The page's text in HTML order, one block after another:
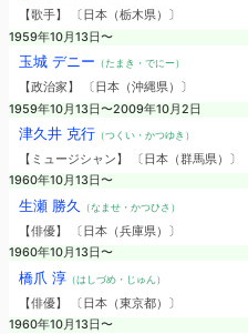
【歌手】 〔日本（栃木県）〕
1959年10月13日〜
玉城 デニー （たまき・でにー）
【政治家】 〔日本（沖縄県）〕
1959年10月13日〜2009年10月2日
津久井 克行（つくい・かつゆき）
【ミュージシャン】 〔日本（群馬県）〕
1960年10月13日〜
生瀬 勝久 （なませ・かつひさ）
【俳優】 〔日本（兵庫県）〕
1960年10月13日〜
橋爪 淳（はしづめ・じゅん）
【俳優】 〔日本（東京都）〕
1960年10月13日〜